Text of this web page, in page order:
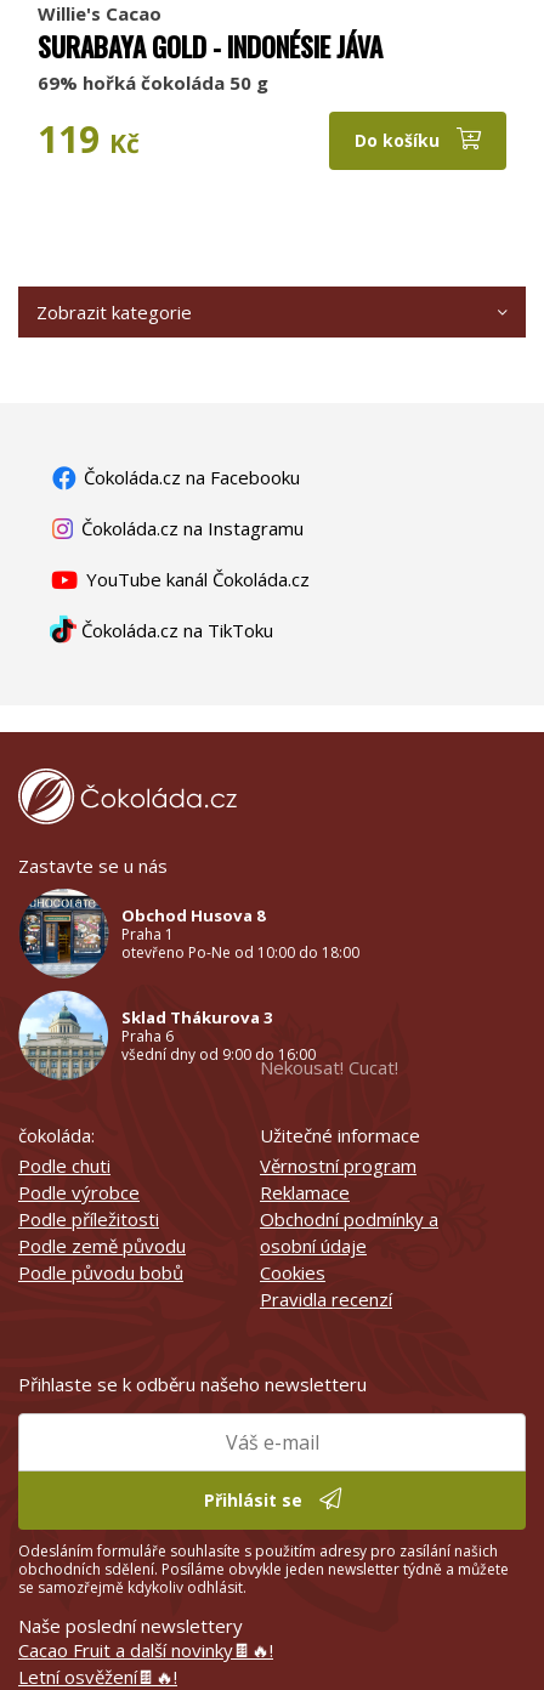
Willie's Cacao
SURABAYA GOLD - INDONÉSIE JÁVA
69% hořká čokoláda 50 g
119 Kč Do košíku
Zobrazit kategorie
Čokoláda.cz na Facebooku
Čokoláda.cz na Instagramu
YouTube kanál Čokoláda.cz
Čokoláda.cz na TikToku
Zastavte se u nás
Obchod Husova 8
Praha 1
otevřeno Po-Ne od 10:00 do 18:00
Sklad Thákurova 3
Praha 6
všední dny od 9:00 do 16:00
čokoláda:
Podle chuti
Podle výrobce
Podle příležitosti
Podle země původu
Podle původu bobů
Nekousat! Cucat!
Užitečné informace
Věrnostní program
Reklamace
Obchodní podmínky a
osobní údaje
Cookies
Pravidla recenzí
Přihlaste se k odběru našeho newsletteru
Přihlásit se
Odesláním formuláře souhlasíte s použitím adresy pro zasílání našich
obchodních sdělení. Posíláme obvykle jeden newsletter týdně a můžete
se samozřejmě kdykoliv odhlásit.
Naše poslední newslettery
Cacao Fruit a další novinky🍫🔥!
Letní osvěžení🍫🔥!